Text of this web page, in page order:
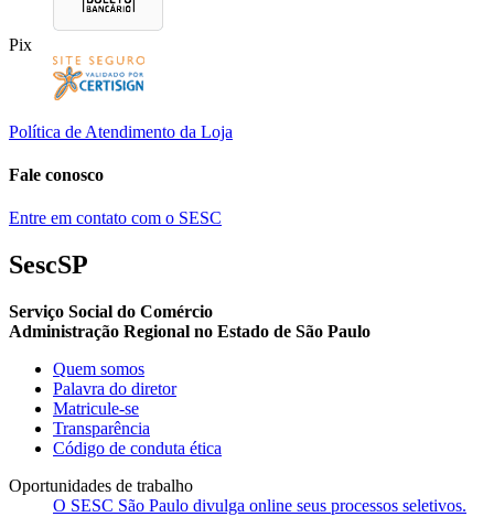
Pix
Política de Atendimento da Loja
Fale conosco
Entre em contato com o SESC
SescSP
Serviço Social do Comércio
Administração Regional no Estado de São Paulo
Quem somos
Palavra do diretor
Matricule-se
Transparência
Código de conduta ética
Oportunidades de trabalho
O SESC São Paulo divulga online seus processos seletivos.